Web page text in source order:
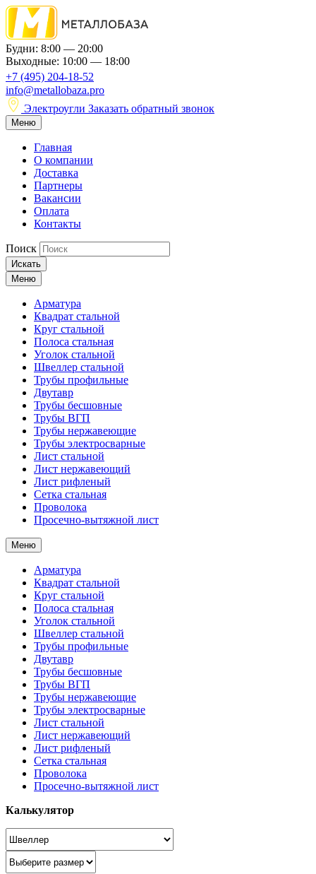
Будни: 8:00 — 20:00
Выходные: 10:00 — 18:00
+7 (495) 204-18-52
info@metallobaza.pro
Электроугли Заказать обратный звонок
Меню
Главная
О компании
Доставка
Партнеры
Вакансии
Оплата
Контакты
Поиск
Искать
Меню
Арматура
Квадрат стальной
Круг стальной
Полоса стальная
Уголок стальной
Швеллер стальной
Трубы профильные
Двутавр
Трубы бесшовные
Трубы ВГП
Трубы нержавеющие
Трубы электросварные
Лист стальной
Лист нержавеющий
Лист рифленый
Сетка стальная
Проволока
Просечно-вытяжной лист
Меню
Арматура
Квадрат стальной
Круг стальной
Полоса стальная
Уголок стальной
Швеллер стальной
Трубы профильные
Двутавр
Трубы бесшовные
Трубы ВГП
Трубы нержавеющие
Трубы электросварные
Лист стальной
Лист нержавеющий
Лист рифленый
Сетка стальная
Проволока
Просечно-вытяжной лист
Калькулятор